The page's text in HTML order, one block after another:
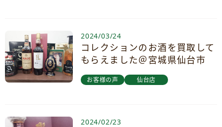
2024/03/24
コレクションのお酒を買取して
もらえました＠宮城県仙台市
お客様の声 仙台店
2024/02/23